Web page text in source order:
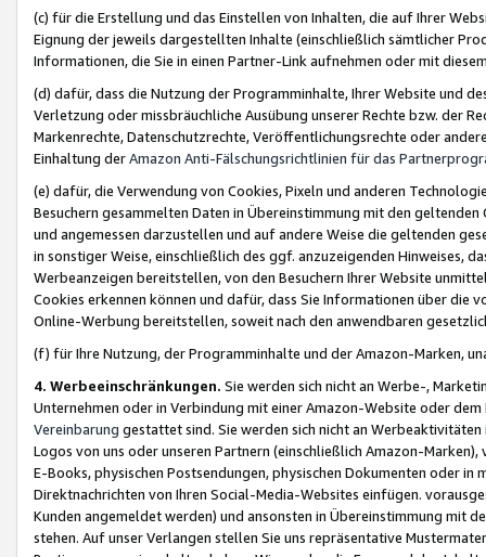
(c) für die Erstellung und das Einstellen von Inhalten, die auf Ihrer
Eignung der jeweils dargestellten Inhalte (einschließlich sämtlicher
Informationen, die Sie in einen Partner-Link aufnehmen oder mit
(d) dafür, dass die Nutzung der Programminhalte, Ihrer Website und
Verletzung oder missbräuchliche Ausübung unserer Rechte bzw. der
Markenrechte, Datenschutzrechte, Veröffentlichungsrechte oder
Einhaltung derAmazon Anti-Fälschungsrichtlinien für das
(e) dafür, die Verwendung von Cookies, Pixeln und anderen
Besuchern gesammelten Daten in Übereinstimmung mit den
und angemessen darzustellen und auf andere Weise die geltenden
in sonstiger Weise, einschließlich des ggf. anzuzeigenden Hinweises,
Werbeanzeigen bereitstellen, von den Besuchern Ihrer Website
Cookies erkennen können und dafür, dass Sie Informationen über die
Online-Werbung bereitstellen, soweit nach den anwendbaren
(f) für Ihre Nutzung, der Programminhalte und der Amazon-Marken,
4. Werbeeinschränkungen. Sie werden sich nicht an Werbe-,
Unternehmen oder in Verbindung mit einer Amazon-Website oder
Vereinbarung gestattet sind. Sie werden sich nicht an
Logos von uns oder unseren Partnern (einschließlich Amazon-
E-Books, physischen Postsendungen, physischen Dokumenten oder in
Direktnachrichten von Ihren Social-Media-Websites einfügen.
Kunden angemeldet werden) und ansonsten in Übereinstimmung mit
stehen. Auf unser Verlangen stellen Sie uns repräsentative